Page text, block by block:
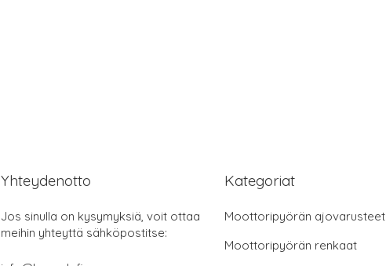
Yhteydenotto
Jos sinulla on kysymyksiä, voit ottaa
meihin yhteyttä sähköpostitse:
Kategoriat
Moottoripyörän ajovarusteet
Moottoripyörän renkaat